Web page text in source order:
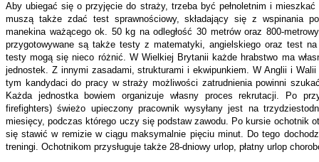
Aby ubiegać się o przyjęcie do straży, trzeba być pełnoletnim i
muszą także zdać test sprawnościowy, składający się z wspinania
manekina ważącego ok. 50 kg na odległość 30 metrów oraz 800-
przygotowywane są także testy z matematyki, angielskiego oraz test
testy mogą się nieco różnić. W Wielkiej Brytanii każde hrabstwo ma
jednostek. Z innymi zasadami, strukturami i ekwipunkiem. W Anglii i
tym kandydaci do pracy w straży możliwości zatrudnienia powinni
Każda jednostka bowiem organizuje własny proces rekrutacji. Po
firefighters) świeżo upieczony pracownik wysyłany jest na
miesięcy, podczas którego uczy się podstaw zawodu. Po kursie ochotnik
się stawić w remizie w ciągu maksymalnie pięciu minut. Do tego
treningi. Ochotnikom przysługuje także 28-dniowy urlop, płatny urlop